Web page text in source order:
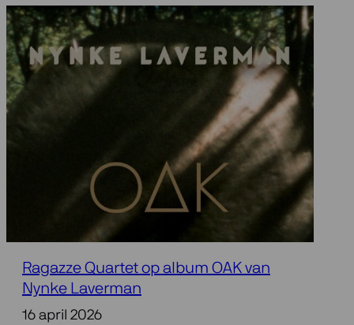
Ragazze Quartet op album OAK van
Nynke Laverman
16 april 2026